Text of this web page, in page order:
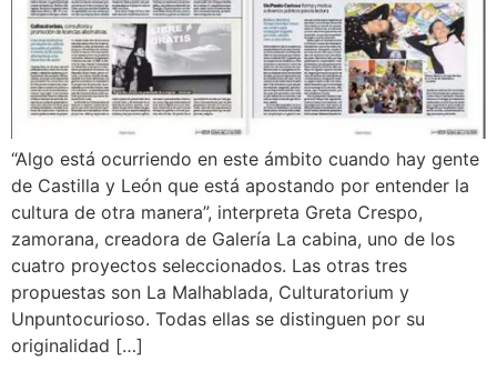
“Algo está ocurriendo en este ámbito cuando hay gente
de Castilla y León que está apostando por entender la
cultura de otra manera”, interpreta Greta Crespo,
zamorana, creadora de Galería La cabina, uno de los
cuatro proyectos seleccionados. Las otras tres
propuestas son La Malhablada, Culturatorium y
Unpuntocurioso. Todas ellas se distinguen por su
originalidad […]